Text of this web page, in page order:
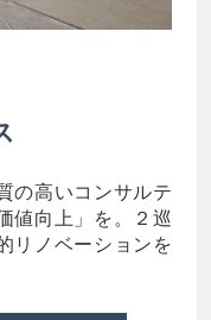
の高いコンサルテ
値向上」を。２巡
リノベーションを